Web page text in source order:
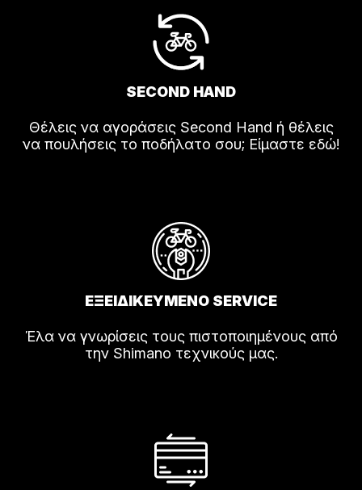
SECOND HAND
Θέλεις να αγοράσεις Second Hand ή θέλεις
να πουλήσεις το ποδήλατο σου; Είμαστε εδώ!
ΕΞΕΙΔΙΚΕΥΜΕΝΟ SERVICE
Έλα να γνωρίσεις τους πιστοποιημένους από
την Shimano τεχνικούς μας.